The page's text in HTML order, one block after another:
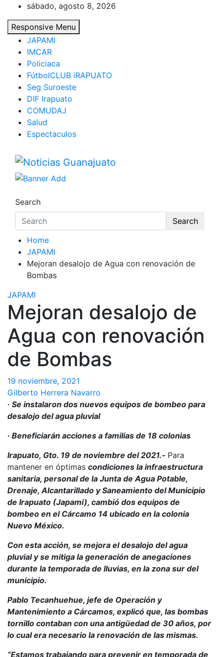
content
sábado, agosto 8, 2026
Responsive Menu
JAPAMI
IMCAR
Policiaca
FútbolCLUB iRAPUATO
Seg Suroeste
DIF Irapuato
COMUDAJ
Salud
Espectaculos
Noticias Guanajuato
Search
Search
Home
JAPAMI
Mejoran desalojo de Agua con renovación de
Bombas
JAPAMI
Mejoran desalojo de
Agua con renovación
de Bombas
19 noviembre, 2021
Gilberto Herrera Navarro
· Se instalaron dos nuevos equipos de bombeo para
desalojo del agua pluvial
· Beneficiarán acciones a familias de 18 colonias
Irapuato, Gto. 19 de noviembre del 2021.- Para
mantener en óptimas condiciones la infraestructura
sanitaria, personal de la Junta de Agua Potable,
Drenaje, Alcantarillado y Saneamiento del Municipio
de Irapuato (Japami), cambió dos equipos de
bombeo en el Cárcamo 14 ubicado en la colonia
Nuevo México.
Con esta acción, se mejora el desalojo del agua
pluvial y se mitiga la generación de anegaciones
durante la temporada de lluvias, en la zona sur del
municipio.
Pablo Tecanhuehue, jefe de Operación y
Mantenimiento a Cárcamos, explicó que, las bombas
tornillo contaban con una antigüedad de 30 años, por
lo cual era necesario la renovación de las mismas.
“Estamos trabajando para prevenir en temporada de